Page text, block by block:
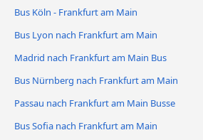
Bus Köln - Frankfurt am Main
Bus Lyon nach Frankfurt am Main
Madrid nach Frankfurt am Main Bus
Bus Nürnberg nach Frankfurt am Main
Passau nach Frankfurt am Main Busse
Bus Sofia nach Frankfurt am Main